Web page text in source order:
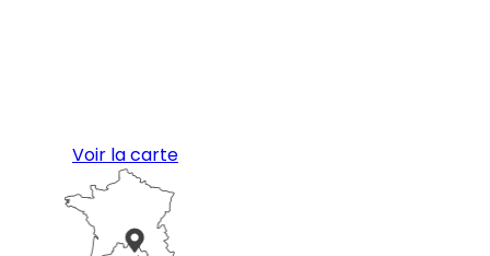
Voir la carte